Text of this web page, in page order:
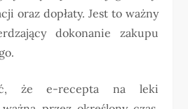
oraz dopłaty. Jest to ważny
dokonanie zakupu
że e-recepta na leki